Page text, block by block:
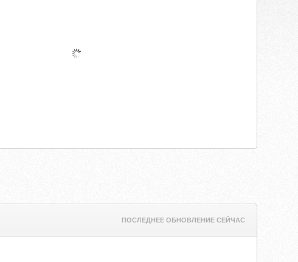
ПОСЛЕДНЕЕ ОБНОВЛЕНИЕ СЕЙЧАС